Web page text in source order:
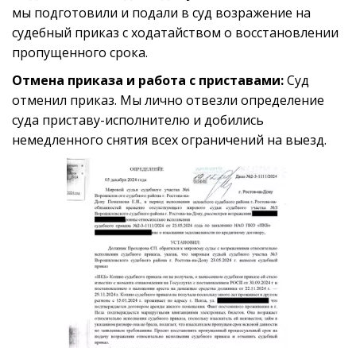
мы подготовили и подали в суд возражение на
судебный приказ с ходатайством о восстановлении
пропущенного срока.
Отмена приказа и работа с приставами: Суд
отменил приказ. Мы лично отвезли определение
суда приставу-исполнителю и добились
немедленного снятия всех ограничений на выезд.